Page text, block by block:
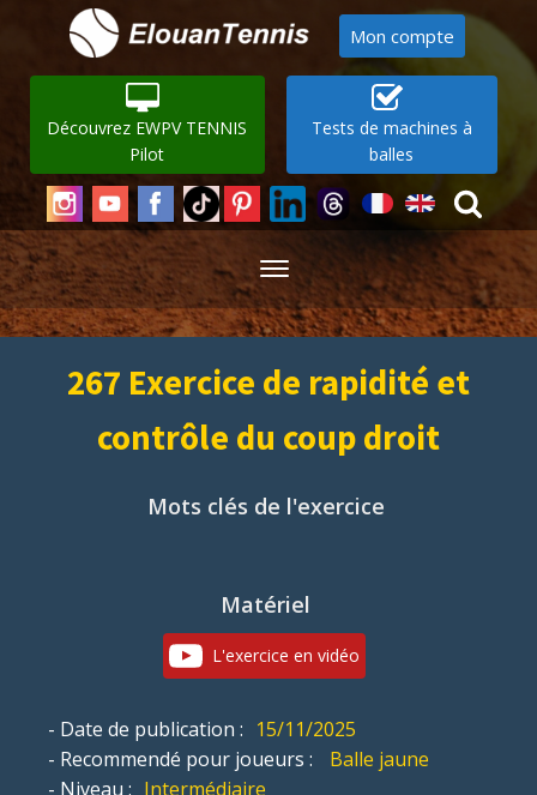
Mon compte
Découvrez EWPV TENNIS
Pilot
Tests de machines à
balles
267 Exercice de rapidité et
contrôle du coup droit
Mots clés de l'exercice
Matériel
L'exercice en vidéo
- Date de publication : 15/11/2025
- Recommendé pour joueurs :
Balle jaune
- Niveau : Intermédiaire